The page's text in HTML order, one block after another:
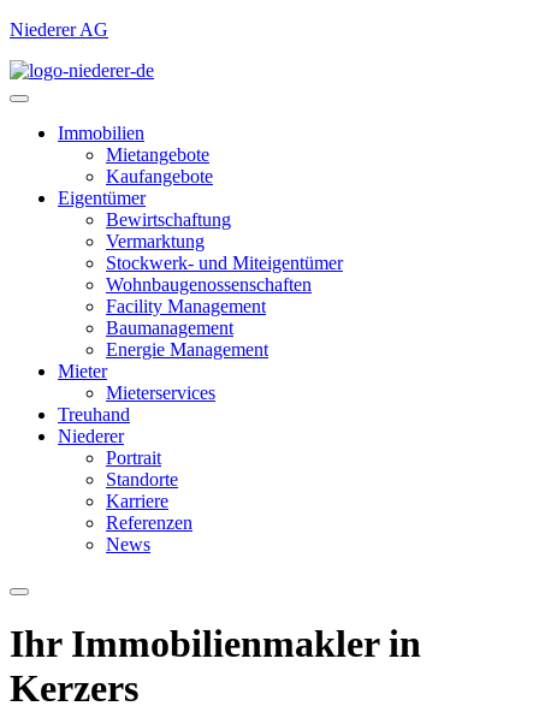
Niederer AG
Immobilien
Mietangebote
Kaufangebote
Eigentümer
Bewirtschaftung
Vermarktung
Stockwerk- und Miteigentümer
Wohnbaugenossenschaften
Facility Management
Baumanagement
Energie Management
Mieter
Mieterservices
Treuhand
Niederer
Portrait
Standorte
Karriere
Referenzen
News
Ihr Immobilien­­­makler in
Kerzers